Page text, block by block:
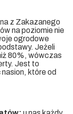
z Zakazanego
na poziomie nie
ogrodowe
Jeżeli
80%, wówczas
Jest to
które od